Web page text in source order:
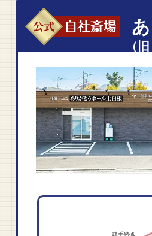
（